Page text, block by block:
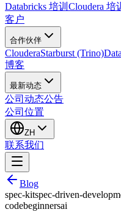
Databricks 培训 Cloudera 培
客户
合作伙伴
ClouderaStarburst (Trino)
博客
最新动态
公司动态公告
公司位置
ZH
联系我们
Blog
spec-kitspec-driven-
codebeginnersai